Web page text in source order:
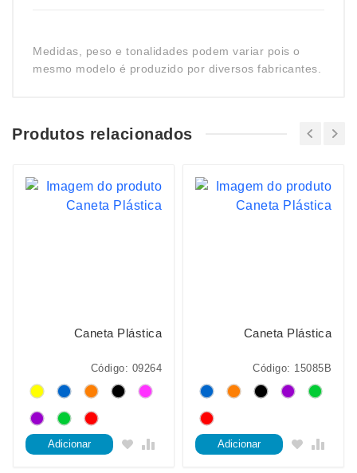
Medidas, peso e tonalidades podem variar pois o
mesmo modelo é produzido por diversos fabricantes.
Produtos relacionados
Caneta Plástica
Código: 09264
Adicionar
Caneta Plástica
Código: 15085B
Adicionar